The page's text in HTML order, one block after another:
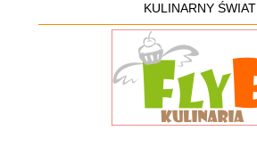
KULINARNY ŚWIAT